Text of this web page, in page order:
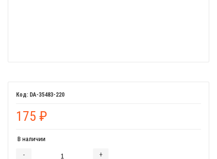
DA-35483-220
175 ₽
В наличии
- +